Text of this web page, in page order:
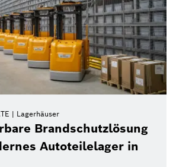
Lagerhäuser
Brandschutzlösung
Autoteilelager in